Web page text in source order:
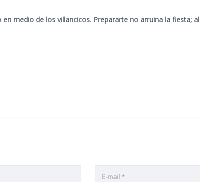
medio de los villancicos. Prepararte no arruina la fiesta;